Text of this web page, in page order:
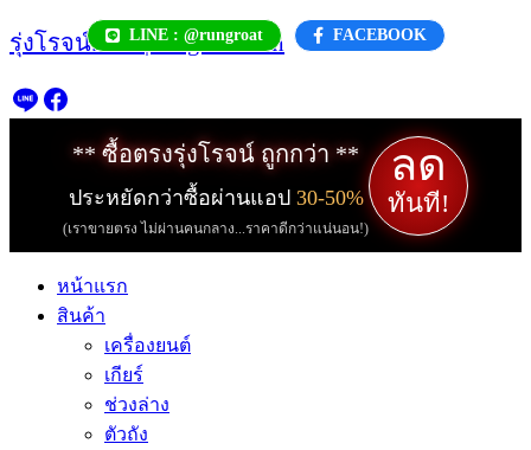
Skip
to
LINE : @rungroat FACEBOOK
รุ่งโรจน์.com | rungroat.com
** ซื้อตรงรุ่งโรจน์ ถูกกว่า **
ประหยัดกว่าซื้อผ่านแอป 30-50%
(เราขายตรง ไม่ผ่านคนกลาง...ราคาดีกว่าแน่นอน!)
ลด
ทันที!
หน้าแรก
สินค้า
เครื่องยนต์
เกียร์
ช่วงล่าง
ตัวถัง